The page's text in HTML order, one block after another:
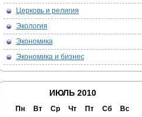
Церковь и религия
Экология
Экономика
Экономика и бизнес
ИЮЛЬ 2010
Пн Вт Ср Чт Пт Сб Вс